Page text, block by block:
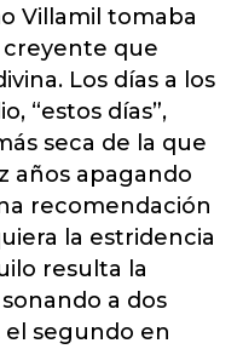
Villamil tomaba
que
Los días a los
“estos días”,
seca de la que
años apagando
recomendación
la estridencia
resulta la
a dos
el segundo en